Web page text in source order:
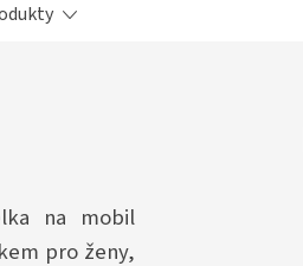
na mobil
pro ženy,